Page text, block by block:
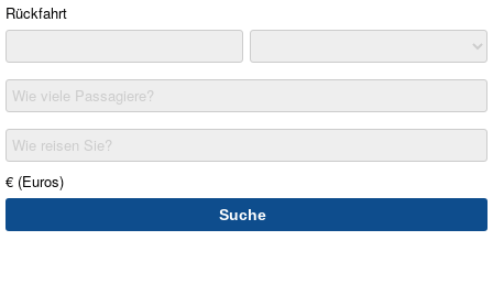
Rückfahrt
Wie viele Passagiere?
Wie reisen Sie?
€ (Euros)
Suche